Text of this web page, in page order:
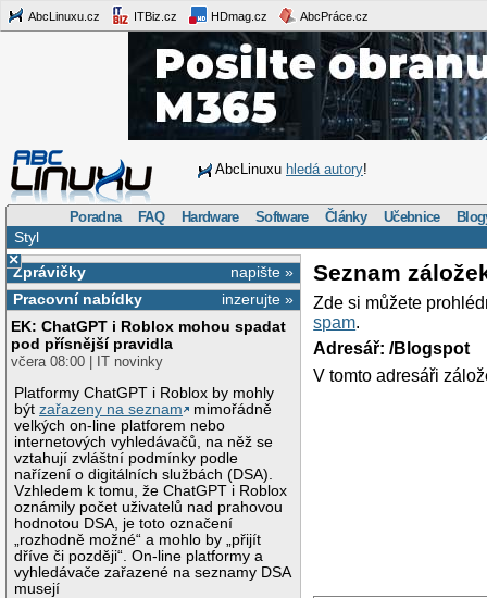
AbcLinuxu.cz ITBiz.cz HDmag.cz AbcPráce.cz
AbcLinuxu hledá autory!
Poradna FAQ Hardware Software Články Učebnice
Styl
×
napište »
Zprávičky
inzerujte »
Pracovní nabídky
EK: ChatGPT i Roblox mohou spadat
pod přísnější pravidla
včera 08:00 | IT novinky
Platformy ChatGPT i Roblox by mohly
býtzařazeny na seznam
mimořádně
velkých on-line platforem nebo
internetových vyhledávačů, na něž se
vztahují zvláštní podmínky podle
nařízení o digitálních službách (DSA).
Vzhledem k tomu, že ChatGPT i Roblox
oznámily počet uživatelů nad prahovou
hodnotou DSA, je toto označení
„rozhodně možné“ a mohlo by „přijít
dříve či později“. On-line platformy a
vyhledávače zařazené na seznamy DSA
musejí
Seznam
Zde si můžete
spam.
Adresář: /Blogspot
V tomto adresáři